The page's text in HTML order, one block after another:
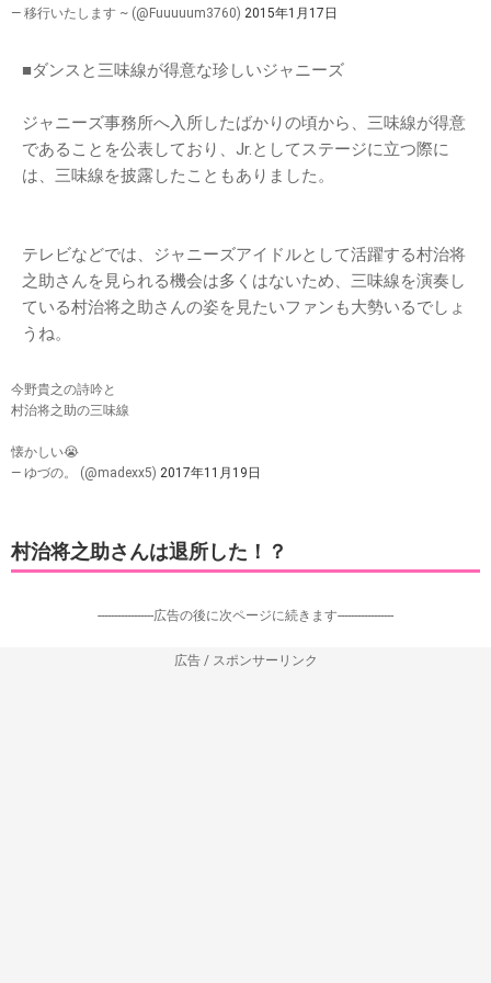
— 移行いたします ~ (@Fuuuuum3760) 2015年1月17日
■ダンスと三味線が得意な珍しいジャニーズ
ジャニーズ事務所へ入所したばかりの頃から、三味線が得意
であることを公表しており、Jr.としてステージに立つ際に
は、三味線を披露したこともありました。
テレビなどでは、ジャニーズアイドルとして活躍する村治将
之助さんを見られる機会は多くはないため、三味線を演奏し
ている村治将之助さんの姿を見たいファンも大勢いるでしょ
うね。
今野貴之の詩吟と
村治将之助の三味線
懐かしい😭
— ゆづの。 (@madexx5) 2017年11月19日
村治将之助さんは退所した！？
-----------------広告の後に次ページに続きます-----------------
広告 / スポンサーリンク